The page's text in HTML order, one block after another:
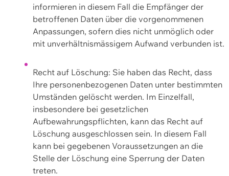
informieren in diesem Fall die Empfänger der
betroffenen Daten über die vorgenommenen
Anpassungen, sofern dies nicht unmöglich oder
mit unverhältnismässigem Aufwand verbunden ist.
Recht auf Löschung: Sie haben das Recht, dass
Ihre personenbezogenen Daten unter bestimmten
Umständen gelöscht werden. Im Einzelfall,
insbesondere bei gesetzlichen
Aufbewahrungspflichten, kann das Recht auf
Löschung ausgeschlossen sein. In diesem Fall
kann bei gegebenen Voraussetzungen an die
Stelle der Löschung eine Sperrung der Daten
treten.